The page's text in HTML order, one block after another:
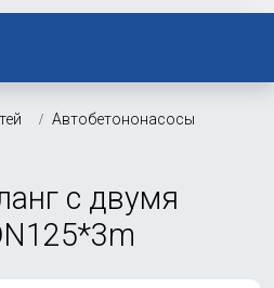
Автобетононасосы
с двумя